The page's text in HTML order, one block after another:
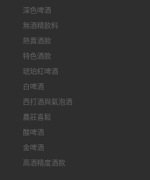
深色啤酒
無酒精飲料
熱賣酒款
特色酒款
琥珀紅啤酒
白啤酒
西打酒與氣泡酒
農莊喜鬆
酸啤酒
金啤酒
高酒精度酒款